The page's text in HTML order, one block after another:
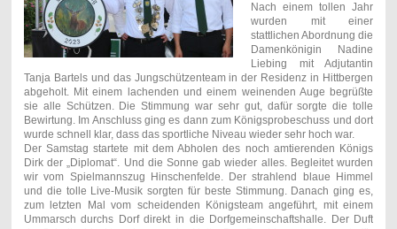
Nach einem tollen Jahr
wurden mit einer
stattlichen Abordnung die
Damenkönigin Nadine
Liebing mit Adjutantin
Tanja Bartels und das Jungschützenteam in der Residenz in Hittbergen
abgeholt. Mit einem lachenden und einem weinenden Auge begrüßte
sie alle Schützen. Die Stimmung war sehr gut, dafür sorgte die tolle
Bewirtung. Im Anschluss ging es dann zum Königsprobeschuss und dort
wurde schnell klar, dass das sportliche Niveau wieder sehr hoch war.
Der Samstag startete mit dem Abholen des noch amtierenden Königs
Dirk der „Diplomat“. Und die Sonne gab wieder alles. Begleitet wurden
wir vom Spielmannszug Hinschenfelde. Der strahlend blaue Himmel
und die tolle Live-Musik sorgten für beste Stimmung. Danach ging es,
zum letzten Mal vom scheidenden Königsteam angeführt, mit einem
Ummarsch durchs Dorf direkt in die Dorfgemeinschaftshalle. Der Duft